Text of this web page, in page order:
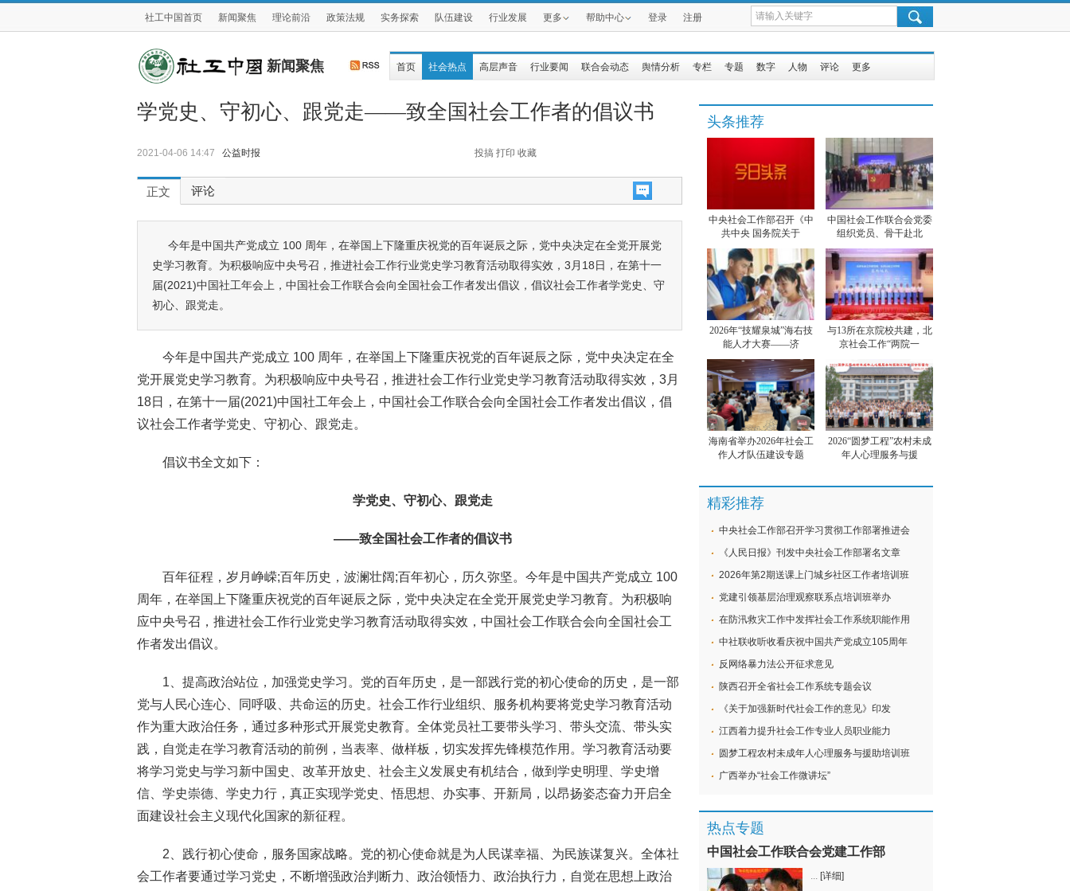
社工中国首页 新闻聚焦 理论前沿 政策法规 实务探索 队伍建设 行业发展 更多 帮助中心 登录 注册
新闻聚焦 首页 社会热点 高层声音 行业要闻 联合会动态 舆情分析 专栏 专题 数字 人物 评论 更多
学党史、守初心、跟党走——致全国社会工作者的倡议书
2021-04-06 14:47 公益时报 投搞 打印 收藏
正文 评论
今年是中国共产党成立 100 周年，在举国上下隆重庆祝党的百年诞辰之际，党中央决定在全党开展党
史学习教育。为积极响应中央号召，推进社会工作行业党史学习教育活动取得实效，3月18日，在第十一
届(2021)中国社工年会上，中国社会工作联合会向全国社会工作者发出倡议，倡议社会工作者学党史、守
初心、跟党走。
今年是中国共产党成立 100 周年，在举国上下隆重庆祝党的百年诞辰之际，党中央决定在全
党开展党史学习教育。为积极响应中央号召，推进社会工作行业党史学习教育活动取得实效，3月
18日，在第十一届(2021)中国社工年会上，中国社会工作联合会向全国社会工作者发出倡议，倡
议社会工作者学党史、守初心、跟党走。
倡议书全文如下：
学党史、守初心、跟党走
——致全国社会工作者的倡议书
百年征程，岁月峥嵘;百年历史，波澜壮阔;百年初心，历久弥坚。今年是中国共产党成立 100
周年，在举国上下隆重庆祝党的百年诞辰之际，党中央决定在全党开展党史学习教育。为积极响
应中央号召，推进社会工作行业党史学习教育活动取得实效，中国社会工作联合会向全国社会工
作者发出倡议。
1、提高政治站位，加强党史学习。党的百年历史，是一部践行党的初心使命的历史，是一部
党与人民心连心、同呼吸、共命运的历史。社会工作行业组织、服务机构要将党史学习教育活动
作为重大政治任务，通过多种形式开展党史教育。全体党员社工要带头学习、带头交流、带头实
践，自觉走在学习教育活动的前例，当表率、做样板，切实发挥先锋模范作用。学习教育活动要
将学习党史与学习新中国史、改革开放史、社会主义发展史有机结合，做到学史明理、学史增
信、学史崇德、学史力行，真正实现学党史、悟思想、办实事、开新局，以昂扬姿态奋力开启全
面建设社会主义现代化国家的新征程。
2、践行初心使命，服务国家战略。党的初心使命就是为人民谋幸福、为民族谋复兴。全体社
会工作者要通过学习党史，不断增强政治判断力、政治领悟力、政治执行力，自觉在思想上政治
头条推荐
中央社会工作部召开《中
共中央 国务院关于
中国社会工作联合会党委
组织党员、骨干赴北
2026年“技耀泉城”海右技
能人才大赛——济
与13所在京院校共建，北
京社会工作“两院一
海南省举办2026年社会工
作人才队伍建设专题
2026“圆梦工程”农村未成
年人心理服务与援
精彩推荐
中央社会工作部召开学习贯彻工作部署推进会
《人民日报》刊发中央社会工作部署名文章
2026年第2期送课上门城乡社区工作者培训班
党建引领基层治理观察联系点培训班举办
在防汛救灾工作中发挥社会工作系统职能作用
中社联收听收看庆祝中国共产党成立105周年
反网络暴力法公开征求意见
陕西召开全省社会工作系统专题会议
《关于加强新时代社会工作的意见》印发
江西着力提升社会工作专业人员职业能力
圆梦工程农村未成年人心理服务与援助培训班
广西举办“社会工作微讲坛”
热点专题
中国社会工作联合会党建工作部
... [详细]